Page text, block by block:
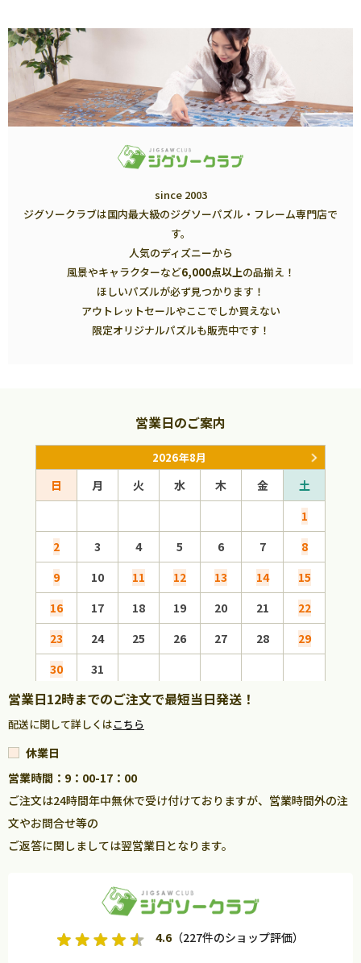
since 2003
ジグソークラブは国内最大級のジグソーパズル・フレーム専門店で
す。
人気のディズニーから
風景やキャラクターなど6,000点以上の品揃え！
ほしいパズルが必ず見つかります！
アウトレットセールやここでしか買えない
限定オリジナルパズルも販売中です！
営業日のご案内
2026年8月
日 月 火 水 木 金
土
1
2
3 4 5 6 7
8
9
10 11 12 13 14
15
16
17 18 19 20 21
22
23
24 25 26 27 28
29
30
31
営業日12時までのご注文で最短当日発送！
配送に関して詳しくはこちら
休業日
営業時間：9：00-17：00
ご注文は24時間年中無休で受け付けておりますが、営業時間外の注
文やお問合せ等の
ご返答に関しましては翌営業日となります。
4.6（227件のショップ評価）